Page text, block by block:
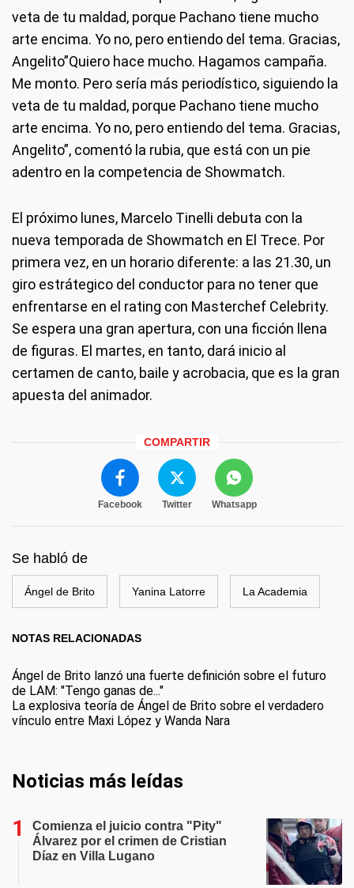
veta de tu maldad, porque Pachano tiene mucho
arte encima. Yo no, pero entiendo del tema. Gracias,
Angelito”Quiero hace mucho. Hagamos campaña.
Me monto. Pero sería más periodístico, siguiendo la
veta de tu maldad, porque Pachano tiene mucho
arte encima. Yo no, pero entiendo del tema. Gracias,
Angelito”, comentó la rubia, que está con un pie
adentro en la competencia de Showmatch.
El próximo lunes, Marcelo Tinelli debuta con la
nueva temporada de Showmatch en El Trece. Por
primera vez, en un horario diferente: a las 21.30, un
giro estrátegico del conductor para no tener que
enfrentarse en el rating con Masterchef Celebrity.
Se espera una gran apertura, con una ficción llena
de figuras. El martes, en tanto, dará inicio al
certamen de canto, baile y acrobacia, que es la gran
apuesta del animador.
COMPARTIR
Facebook Twitter Whatsapp
Se habló de
Ángel de Brito Yanina Latorre La Academia
NOTAS RELACIONADAS
Ángel de Brito lanzó una fuerte definición sobre el futuro
de LAM: "Tengo ganas de..."
La explosiva teoría de Ángel de Brito sobre el verdadero
vínculo entre Maxi López y Wanda Nara
Noticias más leídas
Comienza el juicio contra "Pity"
Álvarez por el crimen de Cristian
Díaz en Villa Lugano